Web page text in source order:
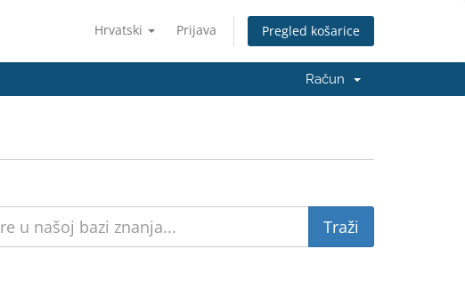
Hrvatski Prijava Pregled košarice
Račun